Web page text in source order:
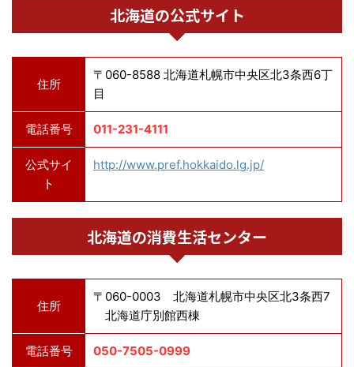
北海道の公式サイト
住所
〒060-8588 北海道札幌市中央区北3条西6丁
目
電話番号 011-231-4111
公式サイ
ト
http://www.pref.hokkaido.lg.jp/
北海道の消費生活センター
住所
〒060-0003 北海道札幌市中央区北3条西7
北海道庁別館西棟
電話番号 050-7505-0999